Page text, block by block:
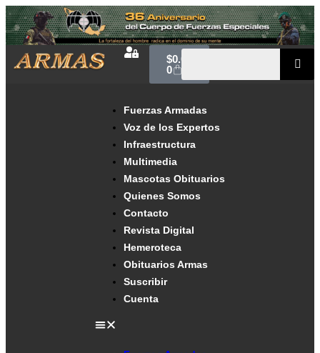
$0.00
0
Fuerzas Armadas
Voz de los Expertos
Infraestructura
Multimedia
Mascotas Obituarios
Quienes Somos
Contacto
Revista Digital
Hemeroteca
Obituarios Armas
Suscribir
Cuenta